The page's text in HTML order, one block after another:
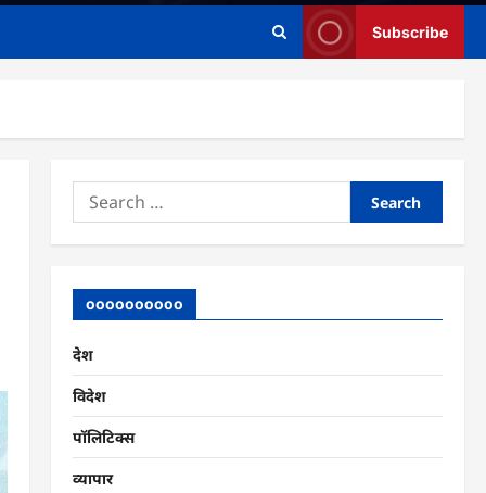
Subscribe
Search
for:
oooooooooo
देश
विदेश
पॉलिटिक्स
व्यापार